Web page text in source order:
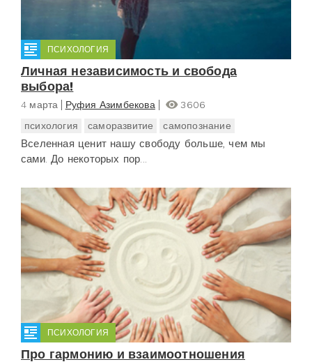
ПСИХОЛОГИЯ
Личная независимость и свобода
выбора!
4 марта Руфия Азимбекова
3606
психология
саморазвитие самопознание
Вселенная ценит нашу свободу больше, чем мы
сами. До некоторых пор...
ПСИХОЛОГИЯ
Про гармонию и взаимоотношения